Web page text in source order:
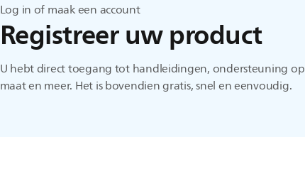
Log in of maak een account
Registreer uw product
U hebt direct toegang tot handleidingen, ondersteuning op
maat en meer. Het is bovendien gratis, snel en eenvoudig.